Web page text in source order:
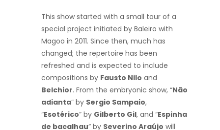
This show started with a small tour of a
special project initiated by Baleiro with
Magoo in 2011. Since then, much has
changed; the repertoire has been
refreshed and is expected to include
compositions by Fausto Nilo and
Belchior. From the embryonic show, “Não
adianta” by Sergio Sampaio,
“Esotérico” by Gilberto Gil, and “Espinha
de bacalhau” by Severino Araújo will